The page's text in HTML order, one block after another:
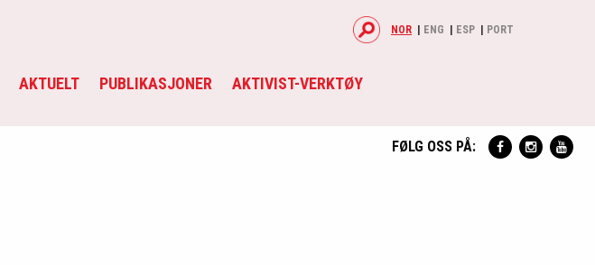
AKTUELT PUBLIKASJONER AKTIVIST-VERKTØY
NOR ENG ESP PORT
FØLG OSS PÅ: